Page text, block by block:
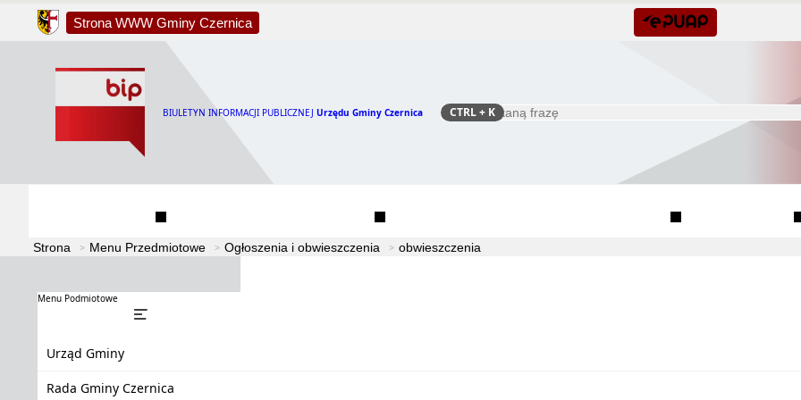
Strona WWW Gminy Czernica
BIULETYN INFORMACJI PUBLICZNEJ Urzędu Gminy Czernica Szukaj
CTRL+ K
Strona Menu Przedmiotowe Ogłoszenia i obwieszczenia obwieszczenia
Menu Podmiotowe
Urząd Gminy
Rada Gminy Czernica